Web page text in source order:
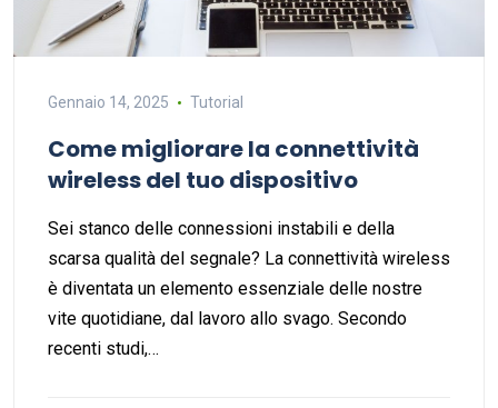
Gennaio 14, 2025 Tutorial
Come migliorare la connettività
wireless del tuo dispositivo
Sei stanco delle connessioni instabili e della
scarsa qualità del segnale? La connettività wireless
è diventata un elemento essenziale delle nostre
vite quotidiane, dal lavoro allo svago. Secondo
recenti studi,…